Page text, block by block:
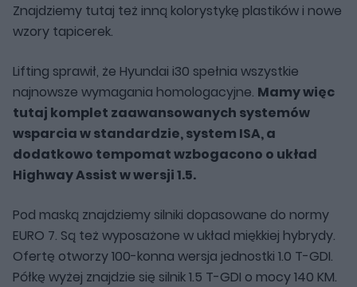
Znajdziemy tutaj też inną kolorystykę plastików i nowe
wzory tapicerek.
Lifting sprawił, że Hyundai i30 spełnia wszystkie
najnowsze wymagania homologacyjne. Mamy więc
tutaj komplet zaawansowanych systemów
wsparcia w standardzie, system ISA, a
dodatkowo tempomat wzbogacono o układ
Highway Assist w wersji 1.5.
Pod maską znajdziemy silniki dopasowane do normy
EURO 7. Są też wyposażone w układ miękkiej hybrydy.
Ofertę otworzy 100-konna wersja jednostki 1.0 T-GDI.
Półkę wyżej znajdzie się silnik 1.5 T-GDI o mocy 140 KM.